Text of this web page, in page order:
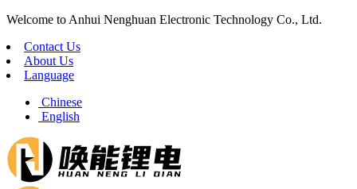
Welcome to Anhui Nenghuan Electronic Technology Co., Ltd.
Contact Us
About Us
Language
Chinese
English